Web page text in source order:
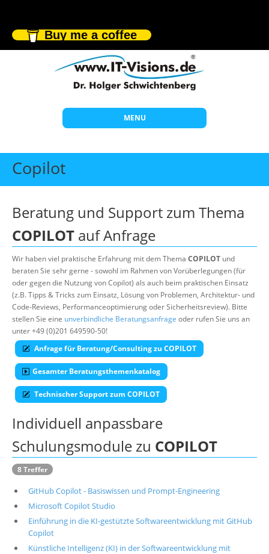
Buy me a coffee
MENU
Start
Individuelle Schulungen
Offene Seminare
Wissen
Über uns
Suche
Copilot
Beratung und Support zum Thema
COPILOT auf Anfrage
Wir haben viel praktische Erfahrung mit dem Thema COPILOT und
beraten Sie sehr gerne - sowohl im Rahmen von Vorüberlegungen (für
oder gegen die Nutzung von Copilot) als auch beim praktischen Einsatz
(z.B. Tipps & Tricks zum Einsatz, Lösung von Problemen, Architektur- und
Code-Reviews, Performanceoptimierung oder Sicherheitsreview). Bitte
stellen Sie eine unverbindliche Beratungsanfrage oder rufen Sie uns an
unter +49 (0)201 649590-50!
Anfrage für Beratung/Consulting zu COPILOT
Gesamter Beratungsthemenkatalog
Technischer Support zum COPILOT
Individuell anpassbare
Schulungsmodule zu COPILOT
8 Treffer
GitHub Copilot - Basiswissen und Prompt-Engineering
Microsoft Copilot Studio
Einführung in die KI-gestützte Softwareentwicklung mit GitHub
Copilot
Künstliche Intelligenz (KI) in der Softwareentwicklung mit